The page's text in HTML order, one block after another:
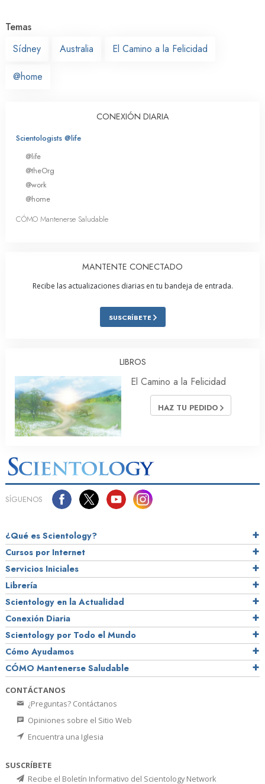
Temas
Sídney
Australia El Camino a la Felicidad
@home
CONEXIÓN DIARIA
Scientologists @life
@life
@theOrg
@work
@home
CÓMO Mantenerse Saludable
MANTENTE CONECTADO
Recibe las actualizaciones diarias en tu bandeja de entrada.
SUSCRÍBETE
LIBROS
El Camino a la Felicidad
HAZ TU PEDIDO
SÍGUENOS
¿Qué es Scientology?
Cursos por Internet
Servicios Iniciales
Librería
Scientology en la Actualidad
Conexión Diaria
Scientology por Todo el Mundo
Cómo Ayudamos
CÓMO Mantenerse Saludable
CONTÁCTANOS
¿Preguntas? Contáctanos
Opiniones sobre el Sitio Web
Encuentra una Iglesia
SUSCRÍBETE
Recibe el Boletín Informativo del Scientology Network